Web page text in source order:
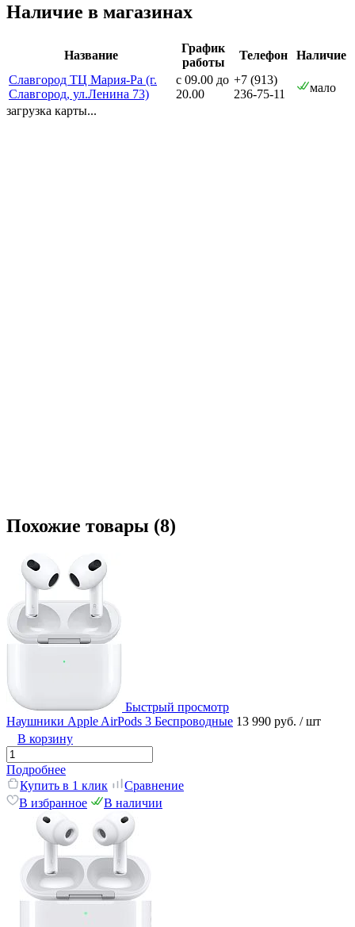
Наличие в магазинах
Название
График
работы
Телефон
Наличие
Славгород ТЦ Мария-Ра (г.
Славгород, ул.Ленина 73)
с 09.00 до
20.00
+7 (913)
236-75-11
мало
загрузка карты...
Похожие товары (8)
Быстрый просмотр
Наушники Apple AirPods 3 Беспроводные 13 990 руб. / шт
В корзину
Подробнее
Купить в 1 клик
Сравнение
В избранное
В наличии